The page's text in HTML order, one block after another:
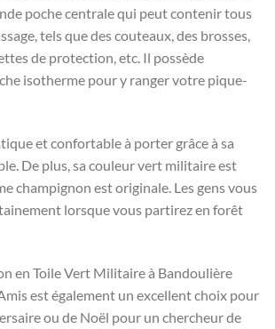
poche centrale qui peut contenir tous
tels que des couteaux, des brosses,
de protection, etc. Il possède
isotherme pour y ranger votre pique-
et confortable à porter grâce à sa
De plus, sa couleur vert militaire est
champignon est originale. Les gens vous
lorsque vous partirez en forêt
en Toile Vert Militaire à Bandoulière
est également un excellent choix pour
ou de Noël pour un chercheur de